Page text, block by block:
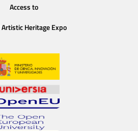
Access to
Artistic Heritage Expo